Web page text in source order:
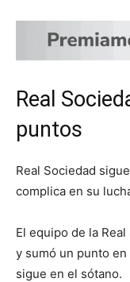
Real
puntos
Real Sociedad
complica en su
El equipo de la
y sumó un punto
sigue en el sótano.